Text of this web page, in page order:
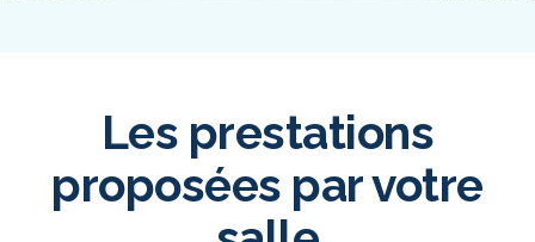
Les prestations
proposées par votre